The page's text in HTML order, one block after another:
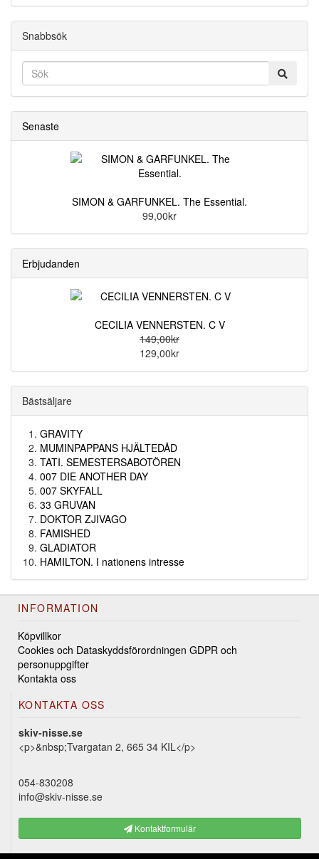
Snabbsök
Senaste
SIMON & GARFUNKEL. The Essential.
99,00kr
Erbjudanden
CECILIA VENNERSTEN. C V
149,00kr
129,00kr
Bästsäljare
GRAVITY
MUMINPAPPANS HJÄLTEDÅD
TATI. SEMESTERSABOTÖREN
007 DIE ANOTHER DAY
007 SKYFALL
33 GRUVAN
DOKTOR ZJIVAGO
FAMISHED
GLADIATOR
HAMILTON. I nationens intresse
INFORMATION
Köpvillkor
Cookies och Dataskyddsförordningen GDPR och
personuppgifter
Kontakta oss
KONTAKTA OSS
skiv-nisse.se
<p>&nbsp;Tvargatan 2, 665 34 KIL</p>
054-830208
info@skiv-nisse.se
Kontaktformulär